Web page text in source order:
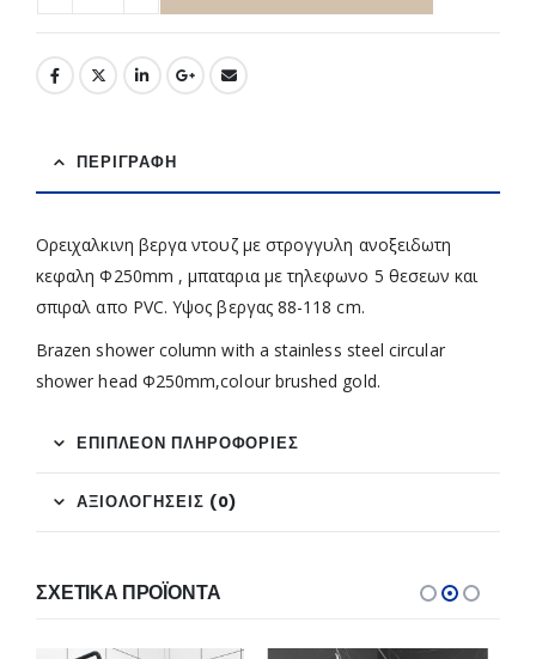
ΠΕΡΙΓΡΑΦΉ
Ορειχαλκινη βεργα ντουζ με στρογγυλη ανοξειδωτη
κεφαλη Φ250mm , μπαταρια με τηλεφωνο 5 θεσεων και
σπιραλ απο PVC. Υψος βεργας 88-118 cm.
Brazen shower column with a stainless steel circular
shower head Φ250mm,colour brushed gold.
ΕΠΙΠΛΈΟΝ ΠΛΗΡΟΦΟΡΊΕΣ
ΑΞΙΟΛΟΓΉΣΕΙΣ (0)
ΣΧΕΤΙΚΆ ΠΡΟΪΌΝΤΑ